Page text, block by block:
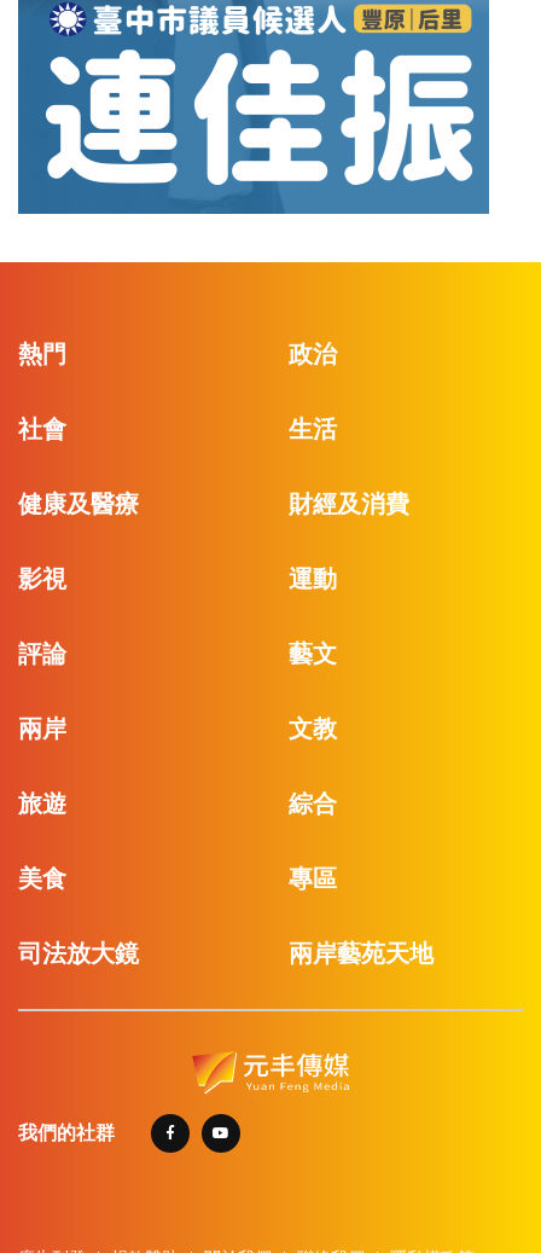
熱門 政治
社會 生活
健康及醫療 財經及消費
影視 運動
評論 藝文
兩岸 文教
旅遊 綜合
美食 專區
司法放大鏡 兩岸藝苑天地
我們的社群